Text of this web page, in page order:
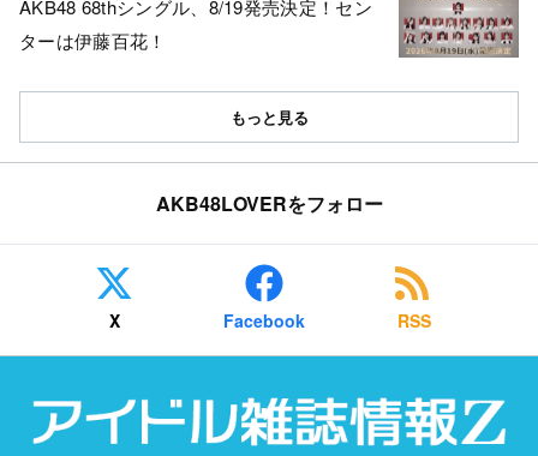
AKB48 68thシングル、8/19発売決定！セン
ターは伊藤百花！
もっと見る
AKB48LOVERをフォロー
X Facebook RSS